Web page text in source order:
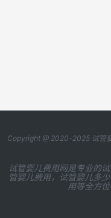
Copyright @ 2020-2025 试管
试管婴儿费用网是专业的
管婴儿费用，试管婴儿多
用等全方